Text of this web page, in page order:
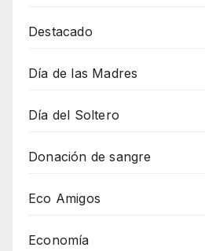
Destacado
Día de las Madres
Día del Soltero
Donación de sangre
Eco Amigos
Economía